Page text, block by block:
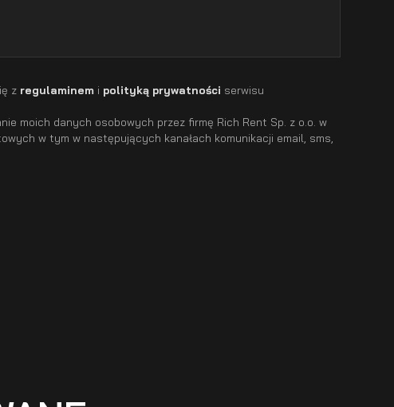
z regulaminem i polityką prywatności serwisu
moich danych osobowych przez firmę Rich Rent Sp. z o.o. w
w tym w następujących kanałach komunikacji email, sms,